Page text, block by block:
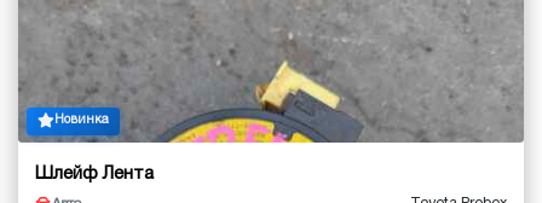
Новинка
Шлейф Лента